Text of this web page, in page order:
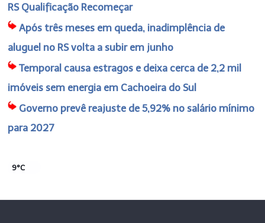
RS Qualificação Recomeçar
Após três meses em queda, inadimplência de
aluguel no RS volta a subir em junho
Temporal causa estragos e deixa cerca de 2,2 mil
imóveis sem energia em Cachoeira do Sul
Governo prevê reajuste de 5,92% no salário mínimo
para 2027
9°C